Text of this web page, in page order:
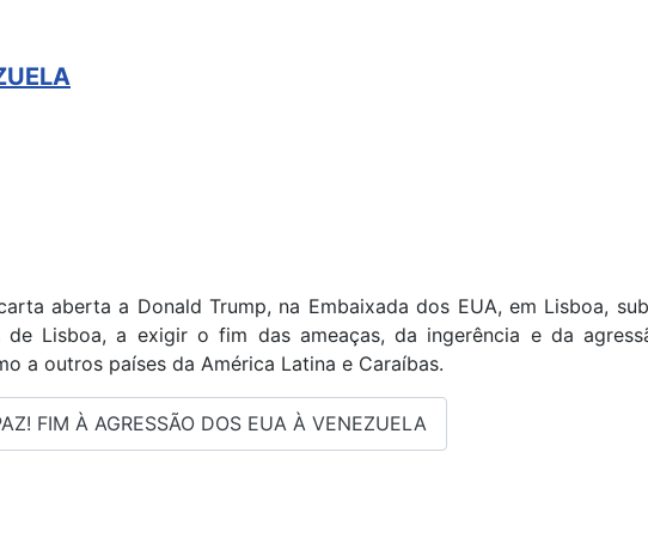
aberta a Donald Trump, na Embaixada dos EUA, em Lisboa,
de Lisboa, a exigir o fim das ameaças, da ingerência e da
a outros países da América Latina e Caraíbas.
FIM À AGRESSÃO DOS EUA À VENEZUELA